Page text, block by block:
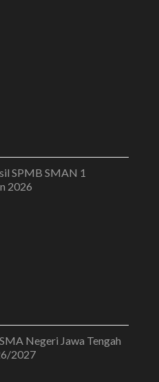
SPMB SMAN 1
2026
Negeri Jawa Tengah
2027